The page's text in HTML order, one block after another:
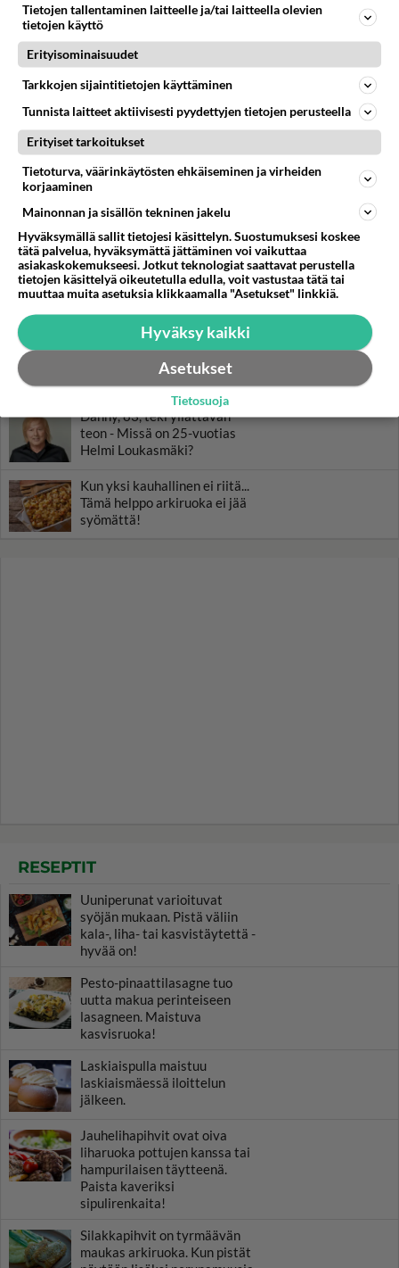
Muistatko? Kädestä suuhun
elävä Satu sai jättimäisen
miljonääriltä
Tiesitkö? Martina Aitolehden
isäpuoli on tämä suosittu
laulaja
Luetuimmat: Aarne Pelkonen
ja Noora Louhimo vihdoinkin
Danny, 83, teki yllättävän
teon - Missä on 25-vuotias
Helmi Loukasmäki?
Kun yksi kauhallinen ei riitä...
Tämä helppo arkiruoka ei jää
syömättä!
RESEPTIT
Uuniperunat varioituvat
syöjän mukaan. Pistä väliin
kala-, liha- tai kasvistäytettä -
hyvää on!
Pesto-pinaattilasagne tuo
uutta makua perinteiseen
lasagneen. Maistuva
kasvisruoka!
Laskiaispulla maistuu
laskiaismäessä iloittelun
jälkeen.
Jauhelihapihvit ovat oiva
liharuoka pottujen kanssa tai
hampurilaisen täytteenä.
Paista kaveriksi
sipulirenkaita!
Silakkapihvit on tyrmäävän
maukas arkiruoka. Kun pistät
Tietojen tallentaminen laitteelle ja/tai laitteella olevien
tietojen käyttö
Erityisominaisuudet
Tarkkojen sijaintitietojen käyttäminen
Tunnista laitteet aktiivisesti pyydettyjen tietojen perusteella
Erityiset tarkoitukset
Tietoturva, väärinkäytösten ehkäiseminen ja virheiden
korjaaminen
Mainonnan ja sisällön tekninen jakelu
Hyväksymällä sallit tietojesi käsittelyn. Suostumuksesi koskee
tätä palvelua, hyväksymättä jättäminen voi vaikuttaa
asiakaskokemukseesi. Jotkut teknologiat saattavat perustella
tietojen käsittelyä oikeutetulla edulla, voit vastustaa tätä tai
muuttaa muita asetuksia klikkaamalla "Asetukset" linkkiä.
Hyväksy kaikki
Asetukset
Tietosuoja